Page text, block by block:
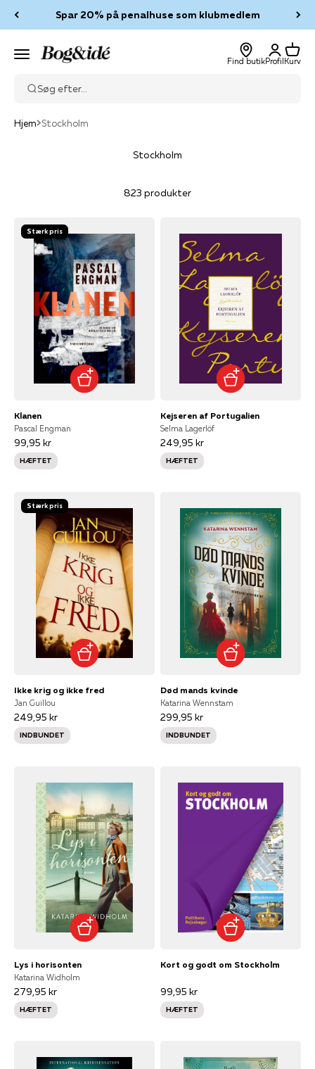
SPAR 50% på fragten som medlem af Klubben
Menu Bog & idé
Find butik
Log ind
Profil
Kurv
Kurv
Søg efter...
Hjem Stockholm
Stockholm
823 produkter
Stærk pris
Klanen
Pascal Engman
99,95 kr
HÆFTET
Kejseren af Portugalien
Selma Lagerlöf
249,95 kr
HÆFTET
Stærk pris
Ikke krig og ikke fred
Jan Guillou
249,95 kr
INDBUNDET
Død mands kvinde
Katarina Wennstam
299,95 kr
INDBUNDET
Lys i horisonten
Katarina Widholm
279,95 kr
HÆFTET
Kort og godt om Stockholm
99,95 kr
HÆFTET